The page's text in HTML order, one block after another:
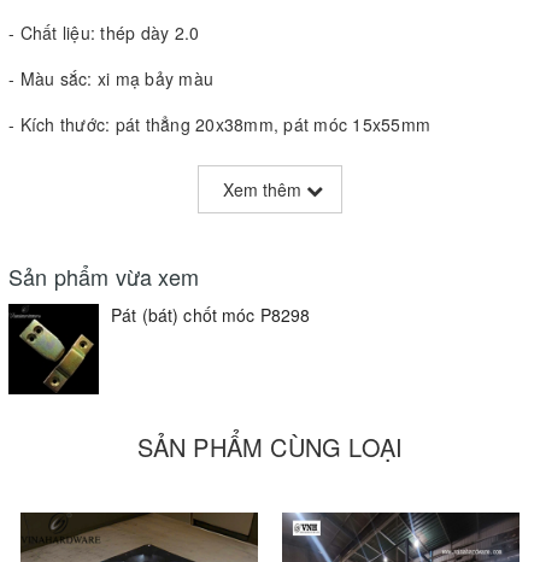
- Chất liệu: thép dày 2.0
- Màu sắc: xi mạ bảy màu
- Kích thước: pát thẳng 20x38mm, pát móc 15x55mm
- Color: yellow of zinc
Xem thêm
Sản phẩm vừa xem
Pát (bát) chốt móc P8298
SẢN PHẨM CÙNG LOẠI